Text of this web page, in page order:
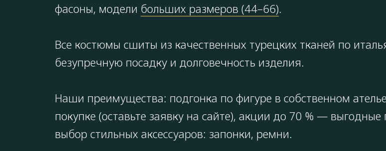
фасоны, модели больших размеров (44–66).
Все костюмы сшиты из качественных турецких тканей по
безупречную посадку и долговечность изделия.
Наши преимущества: подгонка по фигуре в собственном
покупке (оставьте заявку на сайте), акции до 70 % —
выбор стильных аксессуаров: запонки, ремни.